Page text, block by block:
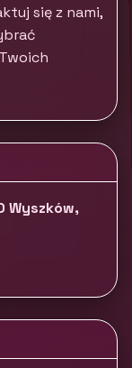
się z nami,
Wyszków,